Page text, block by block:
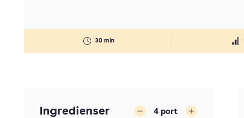
30 min
Ingredienser 4 port